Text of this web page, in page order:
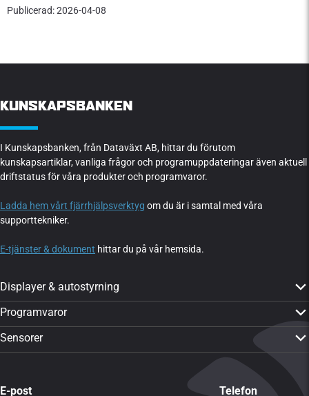
Publicerad: 2026-04-08
KUNSKAPSBANKEN
I Kunskapsbanken, från Dataväxt AB, hittar du förutom
kunskapsartiklar, vanliga frågor och programuppdateringar även aktuell
driftstatus för våra produkter och programvaror.
Ladda hem vårt fjärrhjälpsverktyg om du är i samtal med våra
supporttekniker.
E-tjänster & dokument hittar du på vår hemsida.
Displayer & autostyrning
PTx Trimble GFX-350
PTx Trimble GFX-1060
Visa alla produkter
Programvaror
CropPLAN
Dataväxt-appen
CropSAT
Sensorer
E-post Telefon